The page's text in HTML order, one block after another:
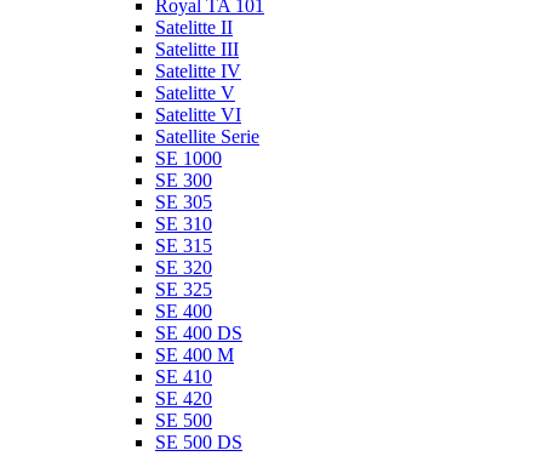
Royal TA 101
Satelitte II
Satelitte III
Satelitte IV
Satelitte V
Satelitte VI
Satellite Serie
SE 1000
SE 300
SE 305
SE 310
SE 315
SE 320
SE 325
SE 400
SE 400 DS
SE 400 M
SE 410
SE 420
SE 500
SE 500 DS